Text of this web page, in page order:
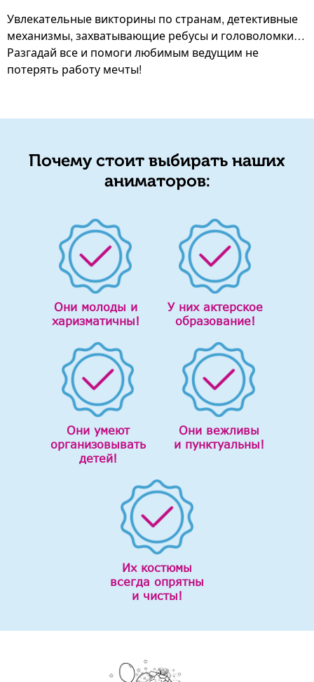
Увлекательные викторины по странам, детективные
механизмы, захватывающие ребусы и головоломки…
Разгадай все и помоги любимым ведущим не
потерять работу мечты!
Почему стоит выбирать наших
аниматоров:
Они молоды и
харизматичны!
У них актерское
образование!
Они умеют
организовывать
детей!
Они вежливы
и пунктуальны!
Их костюмы
всегда опрятны
и чисты!